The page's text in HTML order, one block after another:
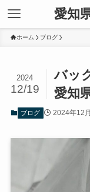
愛知
ホーム ブログ
バッ
愛知
2024
12/19
ブログ 2024年12